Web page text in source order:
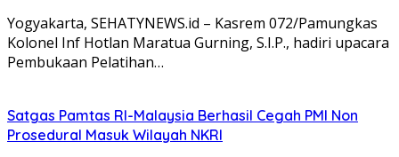
Yogyakarta, SEHATYNEWS.id – Kasrem 072/Pamungkas
Kolonel Inf Hotlan Maratua Gurning, S.I.P., hadiri upacara
Pembukaan Pelatihan…
Satgas Pamtas RI-Malaysia Berhasil Cegah PMI Non
Prosedural Masuk Wilayah NKRI